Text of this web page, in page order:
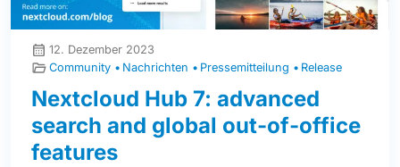
12. Dezember 2023
Community
Nachrichten Pressemitteilung Release
Nextcloud Hub 7: advanced
search and global out-of-office
features